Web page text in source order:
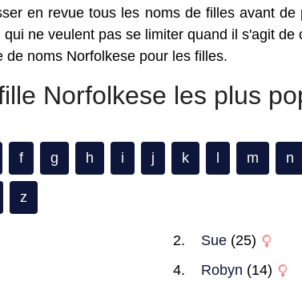
en revue tous les noms de filles avant
ne veulent pas se limiter quand il s'agit
de noms Norfolkese pour les filles.
Norfolkese les plus
f g h i j k m n
z
Sue(25)
Robyn (14)